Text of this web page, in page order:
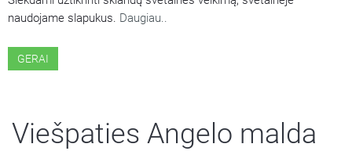
naudojame slapukus. Daugiau..
GERAI
Viešpaties Angelo malda